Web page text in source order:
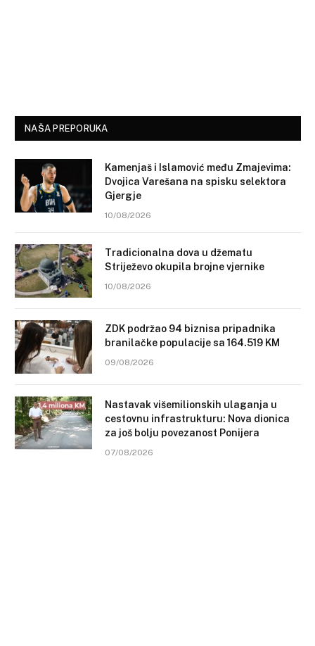
NAŠA PREPORUKA
Kamenjaš i Islamović među Zmajevima:
Dvojica Varešana na spisku selektora
Gjergje
10/08/2026
Tradicionalna dova u džematu
Striježevo okupila brojne vjernike
10/08/2026
ZDK podržao 94 biznisa pripadnika
branilačke populacije sa 164.519 KM
09/08/2026
Nastavak višemilionskih ulaganja u
cestovnu infrastrukturu: Nova dionica
za još bolju povezanost Ponijera
07/08/2026